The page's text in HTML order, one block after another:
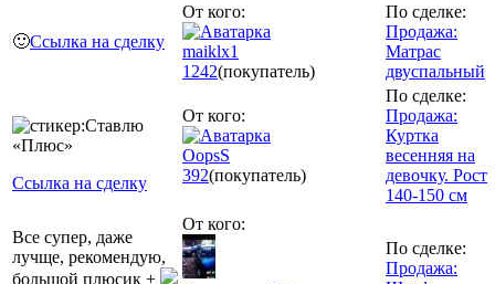
🙂Ссылка на сделку
От кого:
maiklx1
1242(покупатель)
По сделке:
Продажа:
Матрас
двуспальный
Ссылка на сделку
От кого:
OopsS
392(покупатель)
По сделке:
Продажа:
Куртка
весенняя на
девочку. Рост
140-150 см
Все супер, даже
лучще, рекомендую,
большой плюсик +
От кого:
По сделке:
Продажа: